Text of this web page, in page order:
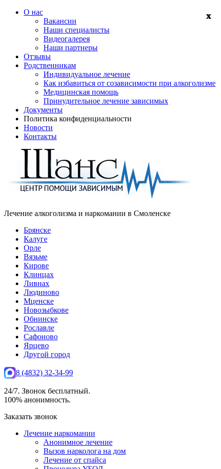
О нас
Вакансии
Наши специалисты
Видеогалерея
Наши партнеры
Отзывы
Родственникам
Индивидуальное лечение
Как избавиться от созависимости при алкоголизме
Медицинская помощь
Принудительное лечение зависимых
Документы
Политика конфиденциальности
Новости
Контакты
Лечение алкоголизма и наркомании в Смоленске
Брянске
Калуге
Орле
Вязьме
Кирове
Клинцах
Ливнах
Людиново
Мценске
Новозыбкове
Обнинске
Рославле
Сафоново
Ярцево
Другой город
8 (4832) 32-34-99
24/7. Звонок бесплатный.
100% анонимность.
Заказать звонок
Лечение наркомании
Анонимное лечение
Вызов нарколога на дом
Лечение от спайса